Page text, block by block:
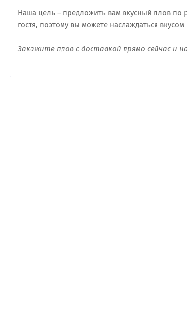
Наша цель – предложить вам вкусный плов по
гостя, поэтому вы можете наслаждаться
Закажите плов с доставкой прямо сейчас и